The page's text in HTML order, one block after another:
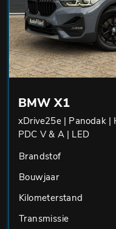
BMW X1
xDrive25e | Panodak |
PDC V & A | LED
Brandstof
Bouwjaar
Kilometerstand
Transmissie